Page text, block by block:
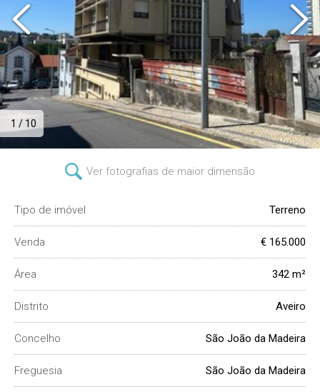
1 / 10
Ver fotografias de maior dimensão
Tipo de imóvel Terreno
Venda € 165.000
Área 342 m²
Distrito Aveiro
Concelho São João da Madeira
Freguesia São João da Madeira